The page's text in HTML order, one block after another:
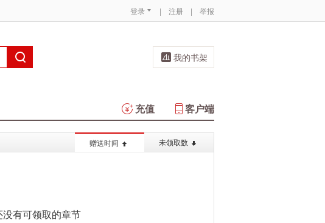
登录 | 注册 | 举报
我的书架
客户端
充值
赠送时间 未领取数
没有可领取的章节